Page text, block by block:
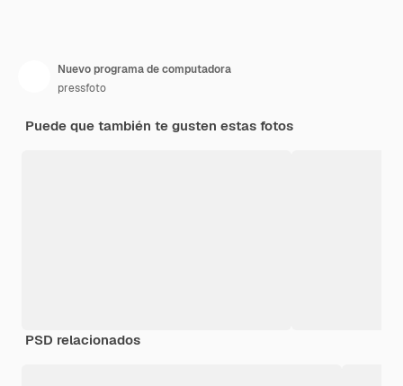
Nuevo programa de computadora
pressfoto
Puede que también te gusten estas fotos
PSD relacionados